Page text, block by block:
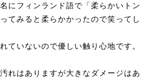
にフィンランド語で「柔らかいトン
てみると柔らかかったので笑ってし
ていないので優しい触り心地です。
れはありますが大きなダメージはあ